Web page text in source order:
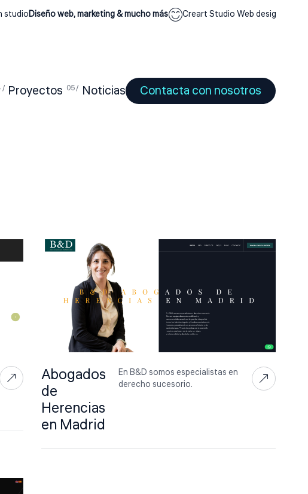
Diseño web, marketing & mucho más Creart Studio Web design studio
Proyectos Noticias Contacta con nosotros
Abogados
de
Herencias
en Madrid
En B&D somos especialistas en
derecho sucesorio.